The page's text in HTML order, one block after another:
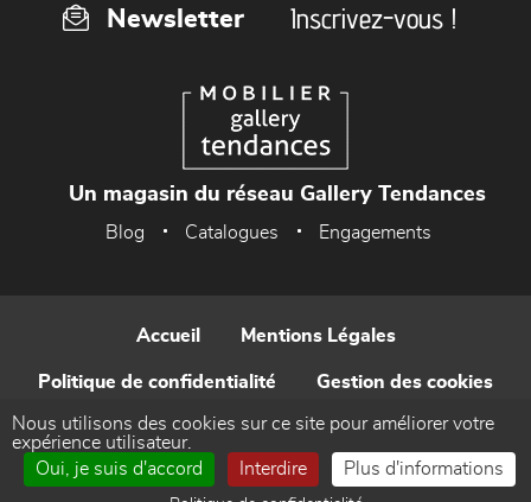
Newsletter Inscrivez-vous !
Un magasin du réseau Gallery Tendances
Blog Catalogues Engagements
Accueil Mentions Légales
Politique de confidentialité Gestion des cookies
Contact
Nous utilisons des cookies sur ce site pour améliorer votre
expérience utilisateur.
Oui, je suis d'accord
Interdire Plus d'informations